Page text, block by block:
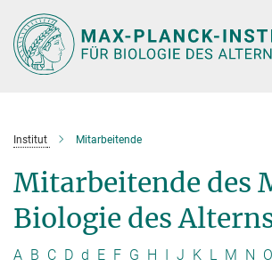
Hauptinhalt
Institut Mitarbeitende
Mitarbeitende des
Biologie des
A B C D d E F G H I J K L M N O